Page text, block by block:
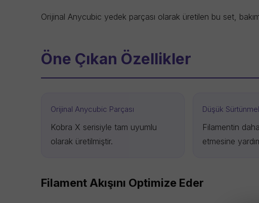
Orijinal Anycubic yedek parçası olarak üretilen bu set,
Öne Çıkan Özellikler
Orijinal Anycubic Parçası
Kobra X serisiyle tam uyumlu
olarak üretilmiştir.
Düşük
Filamentin
etmesine
Filament Akışını Optimize Eder